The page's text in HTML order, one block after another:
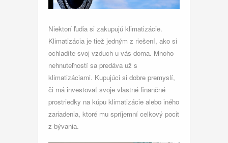
Niektorí ľudia si zakupujú klimatizácie.
Klimatizácia je tiež jedným z riešení, ako si
ochladíte svoj vzduch u vás doma. Mnoho
nehnuteľností sa predáva už s
klimatizáciami. Kupujúci si dobre premyslí,
či má investovať svoje vlastné finančné
prostriedky na kúpu klimatizácie alebo iného
zariadenia, ktoré mu spríjemní celkový pocit
z bývania.